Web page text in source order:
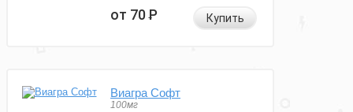
от 70Р Купить
Виагра Софт
100мг